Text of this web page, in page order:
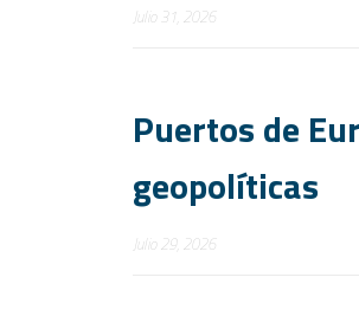
Julio 31, 2026
Puertos de
geopolíticas
Julio 29, 2026